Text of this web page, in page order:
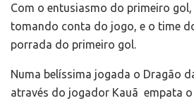
Com o entusiasmo do primeiro
tomando conta do jogo, e o time
porrada do primeiro gol.
Numa belíssima jogada o Dragão
através do jogador Kauã empata